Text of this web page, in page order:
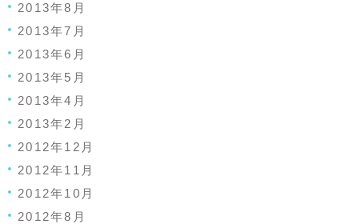
2013年8月
2013年7月
2013年6月
2013年5月
2013年4月
2013年2月
2012年12月
2012年11月
2012年10月
2012年8月